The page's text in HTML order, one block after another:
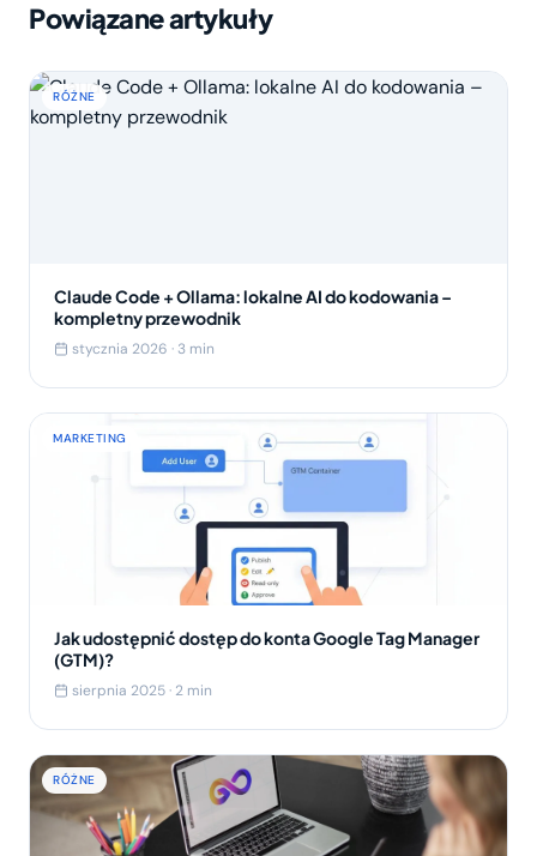
Powiązane artykuły
RÓŻNE
Claude Code + Ollama: lokalne AI do kodowania –
kompletny przewodnik
stycznia 2026 · 3 min
MARKETING
Jak udostępnić dostęp do konta Google Tag Manager
(GTM)?
sierpnia 2025 · 2 min
RÓŻNE